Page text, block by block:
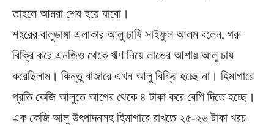
তাহলে আমরা শেষ হয়ে যাবো।
শহরের বালুডাঙ্গা এলাকার আলু চাষি সাইফুল আলম বলেন, গরু
বিক্রি করে এনজিও থেকে ঋণ নিয়ে লাভের আশায় আলু চাষ
করেছিলাম। কিন্তু বাজারে এখন আলু বিক্রি হচ্ছে না। হিমাগারে
প্রতি কেজি আলুতে আগের থেকে ৪ টাকা করে বেশি দিতে হচ্ছে।
এক কেজি আলু উৎপাদনসহ হিমাগারে রাখতে ২৫-২৬ টাকা খরচ